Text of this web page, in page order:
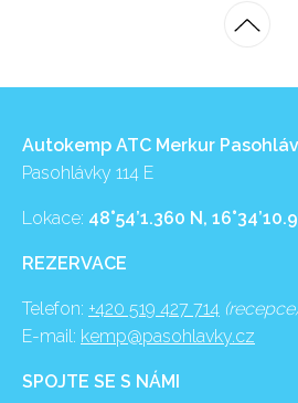
Autokemp ATC Merkur
Pasohlávky 114 E
Lokace: 48°54’1.360 N,
REZERVACE
Telefon: +420 519 427 714 (recepce)
E-mail: kemp@pasohlavky.cz
SPOJTE SE S NÁMI